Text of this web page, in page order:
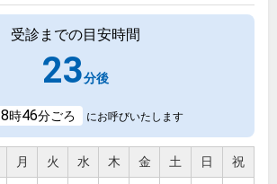
受診までの目安時間
23分後
8時46分ごろ にお呼びいたします
月 火 水 木 金 土 日 祝